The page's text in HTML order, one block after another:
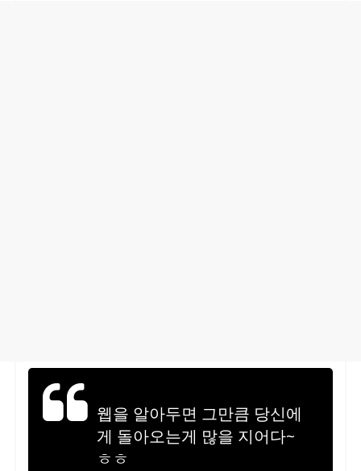
웹을 알아두면 그만큼 당신에
게 돌아오는게 많을 지어다~
ㅎㅎ